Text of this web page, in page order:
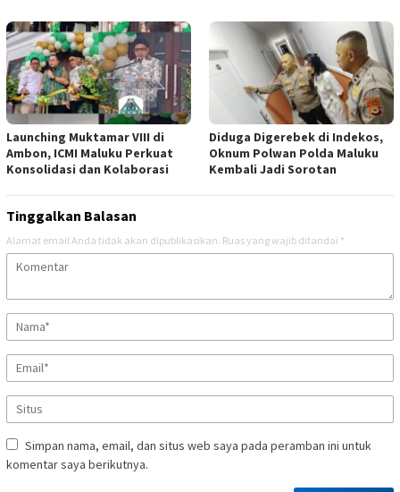
Launching Muktamar VIII di
Ambon, ICMI Maluku Perkuat
Konsolidasi dan Kolaborasi
Diduga Digerebek di Indekos,
Oknum Polwan Polda Maluku
Kembali Jadi Sorotan
Tinggalkan Balasan
Alamat email Anda tidak akan dipublikasikan. Ruas yang wajib ditandai *
Simpan nama, email, dan situs web saya pada peramban ini untuk
komentar saya berikutnya.